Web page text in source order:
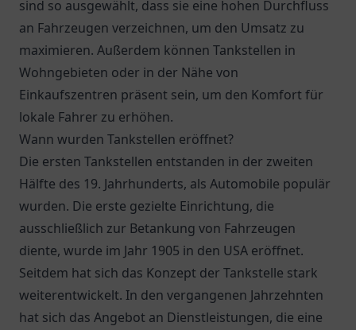
sind so ausgewählt, dass sie eine hohen Durchfluss
an Fahrzeugen verzeichnen, um den Umsatz zu
maximieren. Außerdem können Tankstellen in
Wohngebieten oder in der Nähe von
Einkaufszentren präsent sein, um den Komfort für
lokale Fahrer zu erhöhen.
Wann wurden Tankstellen eröffnet?
Die ersten Tankstellen entstanden in der zweiten
Hälfte des 19. Jahrhunderts, als Automobile populär
wurden. Die erste gezielte Einrichtung, die
ausschließlich zur Betankung von Fahrzeugen
diente, wurde im Jahr 1905 in den USA eröffnet.
Seitdem hat sich das Konzept der Tankstelle stark
weiterentwickelt. In den vergangenen Jahrzehnten
hat sich das Angebot an Dienstleistungen, die eine